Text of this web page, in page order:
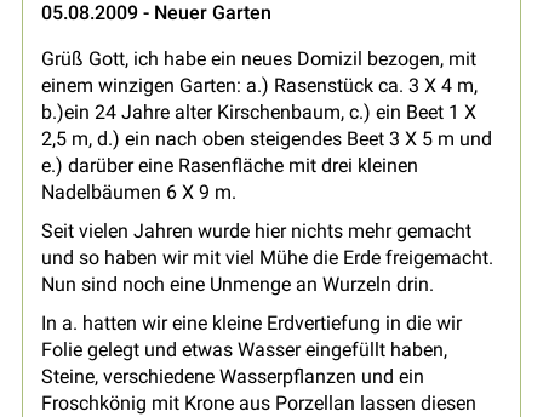
05.08.2009 - Neuer Garten
Grüß Gott, ich habe ein neues Domizil bezogen, mit
einem winzigen Garten: a.) Rasenstück ca. 3 X 4 m,
b.)ein 24 Jahre alter Kirschenbaum, c.) ein Beet 1 X
2,5 m, d.) ein nach oben steigendes Beet 3 X 5 m und
e.) darüber eine Rasenfläche mit drei kleinen
Nadelbäumen 6 X 9 m.
Seit vielen Jahren wurde hier nichts mehr gemacht
und so haben wir mit viel Mühe die Erde freigemacht.
Nun sind noch eine Unmenge an Wurzeln drin.
In a. hatten wir eine kleine Erdvertiefung in die wir
Folie gelegt und etwas Wasser eingefüllt haben,
Steine, verschiedene Wasserpflanzen und ein
Froschkönig mit Krone aus Porzellan lassen diesen